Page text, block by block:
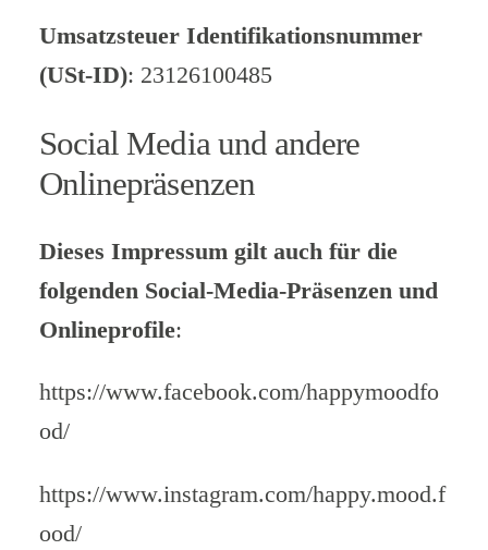
Umsatzsteuer Identifikationsnummer
(USt-ID): 23126100485
Social Media und andere
Onlinepräsenzen
Dieses Impressum gilt auch für die
folgenden Social-Media-Präsenzen und
Onlineprofile:
https://www.facebook.com/happymoodfo
od/
https://www.instagram.com/happy.mood.f
ood/